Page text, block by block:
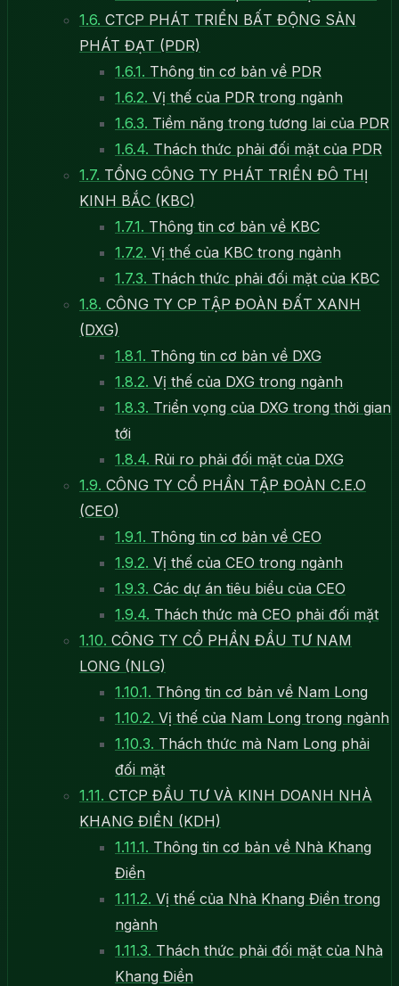
1.6. CTCP PHÁT TRIỂN BẤT ĐỘNG SẢN
PHÁT ĐẠT (PDR)
1.6.1. Thông tin cơ bản về PDR
1.6.2. Vị thế của PDR trong ngành
1.6.3. Tiềm năng trong tương lai của PDR
1.6.4. Thách thức phải đối mặt của PDR
1.7. TỔNG CÔNG TY PHÁT TRIỂN ĐÔ THỊ
KINH BẮC (KBC)
1.7.1. Thông tin cơ bản về KBC
1.7.2. Vị thế của KBC trong ngành
1.7.3. Thách thức phải đối mặt của KBC
1.8. CÔNG TY CP TẬP ĐOÀN ĐẤT XANH
(DXG)
1.8.1. Thông tin cơ bản về DXG
1.8.2. Vị thế của DXG trong ngành
1.8.3. Triển vọng của DXG trong thời gian
tới
1.8.4. Rủi ro phải đối mặt của DXG
1.9. CÔNG TY CỔ PHẦN TẬP ĐOÀN C.E.O
(CEO)
1.9.1. Thông tin cơ bản về CEO
1.9.2. Vị thế của CEO trong ngành
1.9.3. Các dự án tiêu biểu của CEO
1.9.4. Thách thức mà CEO phải đối mặt
1.10. CÔNG TY CỔ PHẦN ĐẦU TƯ NAM
LONG (NLG)
1.10.1. Thông tin cơ bản về Nam Long
1.10.2. Vị thế của Nam Long trong ngành
1.10.3. Thách thức mà Nam Long phải
đối mặt
1.11. CTCP ĐẦU TƯ VÀ KINH DOANH NHÀ
KHANG ĐIỀN (KDH)
1.11.1. Thông tin cơ bản về Nhà Khang
Điền
1.11.2. Vị thế của Nhà Khang Điền trong
ngành
1.11.3. Thách thức phải đối mặt của Nhà
Khang Điền